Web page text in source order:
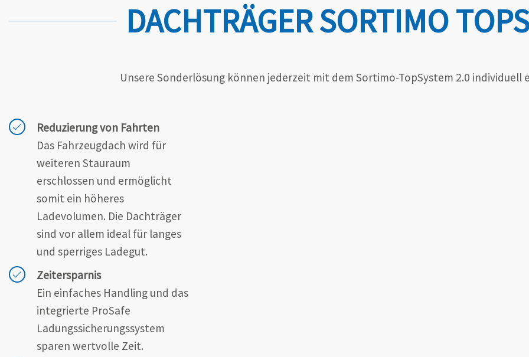
DACHTRÄGER SORTIMO
Unsere Sonderlösung können jederzeit mit dem Sortimo-TopSystem 2.0
Reduzierung von Fahrten
Das Fahrzeugdach wird für
weiteren Stauraum
erschlossen und ermöglicht
somit ein höheres
Ladevolumen. Die Dachträger
sind vor allem ideal für langes
und sperriges Ladegut.
Zeitersparnis
Ein einfaches Handling und das
integrierte ProSafe
Ladungssicherungssystem
sparen wertvolle Zeit.